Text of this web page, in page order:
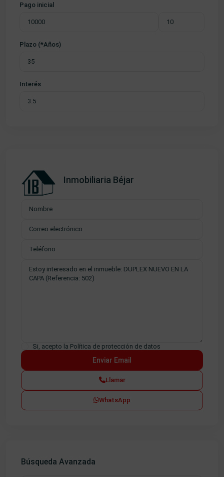
Pago inicial
Plazo (*Años)
Interés
Inmobiliaria Béjar
Si, acepto la Política de protección de datos
Llamar
WhatsApp
Búsqueda Avanzada